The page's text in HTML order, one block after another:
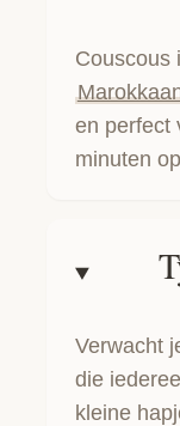
Couscous
en perfect
minuten
Verwacht
die
kleine